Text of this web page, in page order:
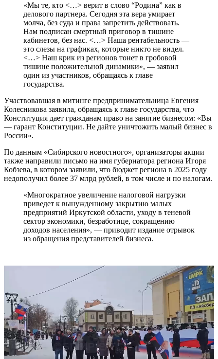
«Мы те, кто <…> верит в слово “Родина” как в
делового партнера. Сегодня эта вера умирает
молча, без суда и права запретить действовать.
Нам подписан смертный приговор в тишине
кабинетов, без нас. <…> Наша рентабельность —
это слезы на графиках, которые никто не видел.
<…> Наш крик из регионов тонет в гробовой
тишине положительной динамики», — заявил
один из участников, обращаясь к главе
государства.
Участвовавшая в митинге предпринимательница Евгения
Колесникова заявила, обращаясь к главе государства, что
Конституция дает гражданам право на занятие бизнесом: «Вы
— гарант Конституции. Не дайте уничтожить малый бизнес в
России».
По данным «Сибирского новостного», организаторы акции
также направили письмо на имя губернатора региона Игоря
Кобзева, в котором заявили, что бюджет региона в 2025 году
недополучил более 37 млрд рублей, в том числе и по налогам.
«Многократное увеличение налоговой нагрузки
приведет к вынужденному закрытию малых
предприятий Иркутской области, уходу в теневой
сектор экономики, безработице, сокращению
доходов населения», — приводит издание отрывок
из обращения представителей бизнеса.